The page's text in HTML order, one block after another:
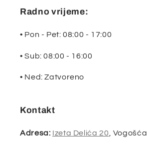
Radno vrijeme:
• Pon - Pet: 08:00 - 17:00
• Sub: 08:00 - 16:00
• Ned: Zatvoreno
Kontakt
Adresa: Izeta Delića 20, Vogošća